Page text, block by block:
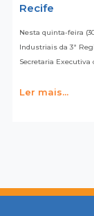
Recife
Nesta quinta-feira
Industriais da 3ª
Secretaria
Ler mais...